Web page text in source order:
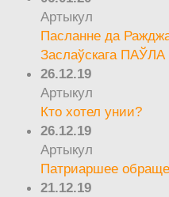
Артыкул
Пасланне да
Заслаўскага ПАЎЛА
26.12.19
Артыкул
Кто хотел унии?
26.12.19
Артыкул
Патриаршее
21.12.19